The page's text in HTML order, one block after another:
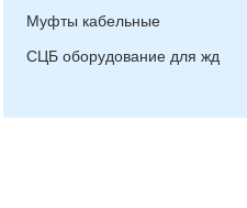
Муфты кабельные
СЦБ оборудование для жд